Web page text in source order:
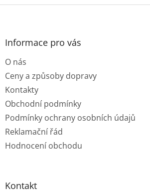
Z
Informace pro vás
O nás
Ceny a způsoby dopravy
Kontakty
Obchodní podmínky
Podmínky ochrany osobních údajů
Reklamační řád
Hodnocení obchodu
Kontakt